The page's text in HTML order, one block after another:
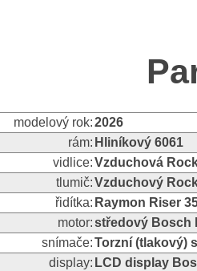
modelový rok:2026
rám: Hliníkový 6061
vidlice:Vzduchová
tlumič:Vzduchový
řidítka: Raymon Riser
motor:středový Bosch
snímače:Torzní (tlakový)
display: LCD display